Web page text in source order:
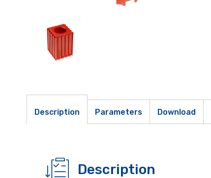
Description Parameters Download
Description